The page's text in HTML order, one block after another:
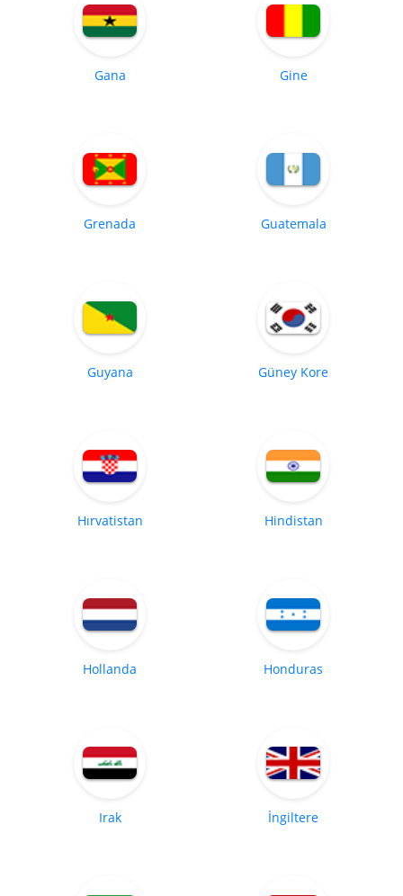
Gana Gine
Grenada Guatemala
Guyana Güney Kore
Hırvatistan Hindistan
Hollanda Honduras
Irak İngiltere